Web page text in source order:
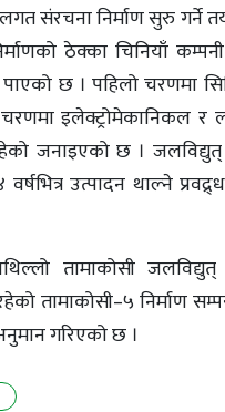
संरचना निर्माण सुरु गर्ने
ठेक्का चिनियाँ कम्पनी
छ । पहिलो चरणमा
इलेक्ट्रोमेकानिकल र
जनाइएको छ ।
उत्पादन थाल्ने
तामाकोसी
तामाकोसी–५ निर्माण
गरिएको छ ।